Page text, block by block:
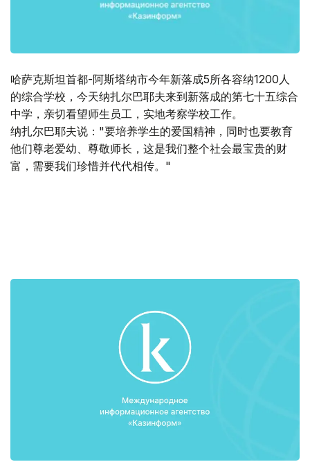
哈萨克斯坦首都-阿斯塔纳市今年新落成5所各容纳1200人
的综合学校，今天纳扎尔巴耶夫来到新落成的第七十五综合
中学，亲切看望师生员工，实地考察学校工作。
纳扎尔巴耶夫说："要培养学生的爱国精神，同时也要教育
他们尊老爱幼、尊敬师长，这是我们整个社会最宝贵的财
富，需要我们珍惜并代代相传。"